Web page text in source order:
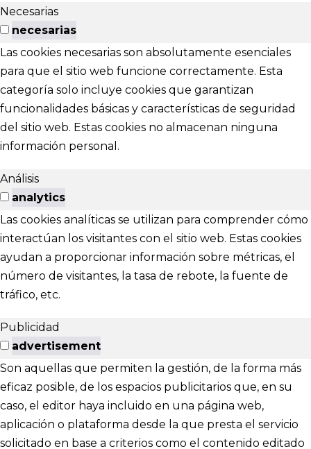
Necesarias
necesarias
Las cookies necesarias son absolutamente esenciales
para que el sitio web funcione correctamente. Esta
categoría solo incluye cookies que garantizan
funcionalidades básicas y características de seguridad
del sitio web. Estas cookies no almacenan ninguna
información personal.
Análisis
analytics
Las cookies analíticas se utilizan para comprender cómo
interactúan los visitantes con el sitio web. Estas cookies
ayudan a proporcionar información sobre métricas, el
número de visitantes, la tasa de rebote, la fuente de
tráfico, etc.
Publicidad
advertisement
Son aquellas que permiten la gestión, de la forma más
eficaz posible, de los espacios publicitarios que, en su
caso, el editor haya incluido en una página web,
aplicación o plataforma desde la que presta el servicio
solicitado en base a criterios como el contenido editado